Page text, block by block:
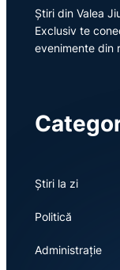
Știri din Valea
Exclusiv te
evenimente din
Știri la zi
Politică
Administrație